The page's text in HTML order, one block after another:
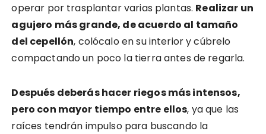
operar por trasplantar varias plantas. Realizar un
agujero más grande, de acuerdo al tamaño
del cepellón, colócalo en su interior y cúbrelo
compactando un poco la tierra antes de regarla.
Después deberás hacer riegos más intensos,
pero con mayor tiempo entre ellos, ya que las
raíces tendrán impulso para buscando la